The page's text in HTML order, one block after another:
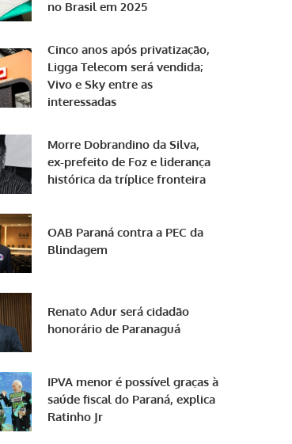
no Brasil em 2025
Cinco anos após privatização,
Ligga Telecom será vendida;
Vivo e Sky entre as
interessadas
Morre Dobrandino da Silva,
ex-prefeito de Foz e liderança
histórica da tríplice fronteira
OAB Paraná contra a PEC da
Blindagem
Renato Adur será cidadão
honorário de Paranaguá
IPVA menor é possível graças à
saúde fiscal do Paraná, explica
Ratinho Jr